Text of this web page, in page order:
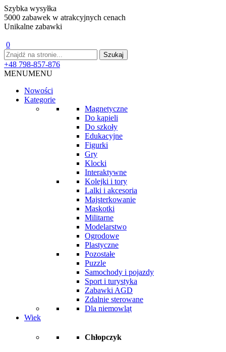
Szybka wysyłka
5000 zabawek w atrakcyjnych cenach
Unikalne zabawki
0
+48 798-857-876
MENUMENU
Nowości
Kategorie
Magnetyczne
Do kąpieli
Do szkoły
Edukacyjne
Figurki
Gry
Klocki
Interaktywne
Kolejki i tory
Lalki i akcesoria
Majsterkowanie
Maskotki
Militarne
Modelarstwo
Ogrodowe
Plastyczne
Pozostałe
Puzzle
Samochody i pojazdy
Sport i turystyka
Zabawki AGD
Zdalnie sterowane
Dla niemowląt
Wiek
Chłopczyk